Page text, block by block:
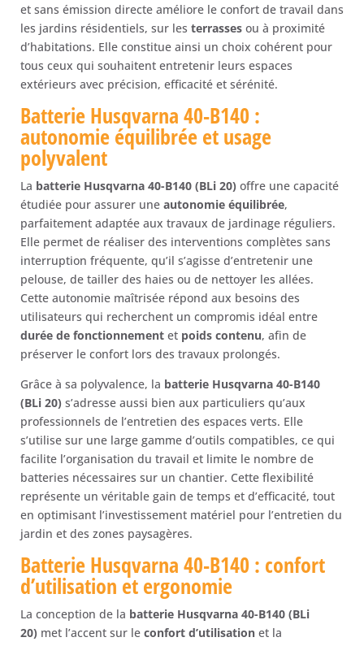
et sans émission directe améliore le confort de travail dans
les jardins résidentiels, sur les terrasses ou à proximité
d’habitations. Elle constitue ainsi un choix cohérent pour
tous ceux qui souhaitent entretenir leurs espaces
extérieurs avec précision, efficacité et sérénité.
Batterie Husqvarna 40-B140 :
autonomie équilibrée et usage
polyvalent
La batterie Husqvarna 40-B140 (BLi 20) offre une capacité
étudiée pour assurer une autonomie équilibrée,
parfaitement adaptée aux travaux de jardinage réguliers.
Elle permet de réaliser des interventions complètes sans
interruption fréquente, qu’il s’agisse d’entretenir une
pelouse, de tailler des haies ou de nettoyer les allées.
Cette autonomie maîtrisée répond aux besoins des
utilisateurs qui recherchent un compromis idéal entre
durée de fonctionnement et poids contenu, afin de
préserver le confort lors des travaux prolongés.
Grâce à sa polyvalence, la batterie Husqvarna 40-B140
(BLi 20) s’adresse aussi bien aux particuliers qu’aux
professionnels de l’entretien des espaces verts. Elle
s’utilise sur une large gamme d’outils compatibles, ce qui
facilite l’organisation du travail et limite le nombre de
batteries nécessaires sur un chantier. Cette flexibilité
représente un véritable gain de temps et d’efficacité, tout
en optimisant l’investissement matériel pour l’entretien du
jardin et des zones paysagères.
Batterie Husqvarna 40-B140 : confort
d’utilisation et ergonomie
La conception de la batterie Husqvarna 40-B140 (BLi
20) met l’accent sur le confort d’utilisation et la